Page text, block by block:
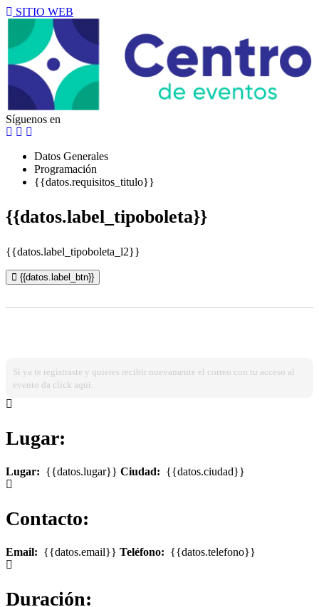
SITIO WEB
Síguenos en
Datos Generales
Programación
{{datos.requisitos_titulo}}
{{datos.label_tipoboleta}}
{{datos.label_tipoboleta_l2}}
{{datos.label_btn}}
Si ya te registraste y quieres recibir nuevamente el correo con tu acceso al
evento da click aqui.
Lugar:
Lugar: {{datos.lugar}} Ciudad: {{datos.ciudad}}
Contacto:
Email: {{datos.email}} Teléfono: {{datos.telefono}}
Duración: